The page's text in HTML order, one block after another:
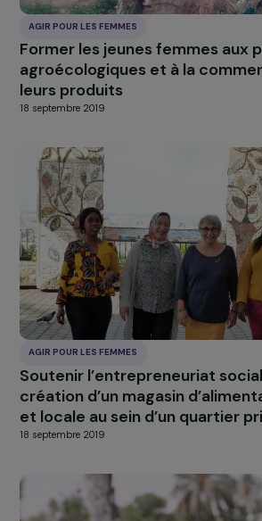
AGIR POUR LES FEMMES
Lutte contre les violences
handicapées
5 décembre 2019
AGIR POUR LES FEMMES